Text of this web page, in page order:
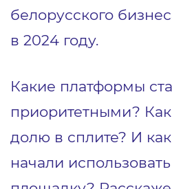
белорусского
в 2024 году.
Какие платформы
приоритетными?
долю в сплите? И
начали